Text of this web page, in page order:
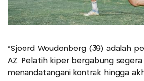
"Sjoerd Woudenberg (39) adalah
AZ. Pelatih kiper bergabung
menandatangani kontrak hingga